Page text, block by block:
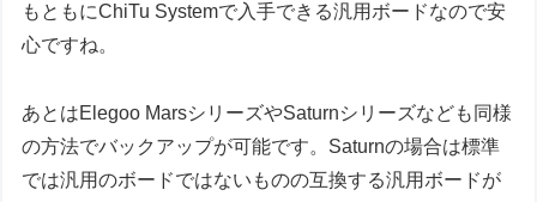
もともにChiTu Systemで入手できる汎用ボードなので安
心ですね。
あとはElegoo MarsシリーズやSaturnシリーズなども同様
の方法でバックアップが可能です。Saturnの場合は標準
では汎用のボードではないものの互換する汎用ボードが